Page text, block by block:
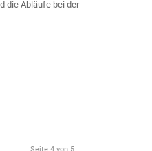
die Abläufe bei der
Seite 4 von 5